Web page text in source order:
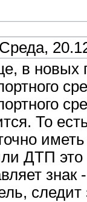
в новых
То
ДТП